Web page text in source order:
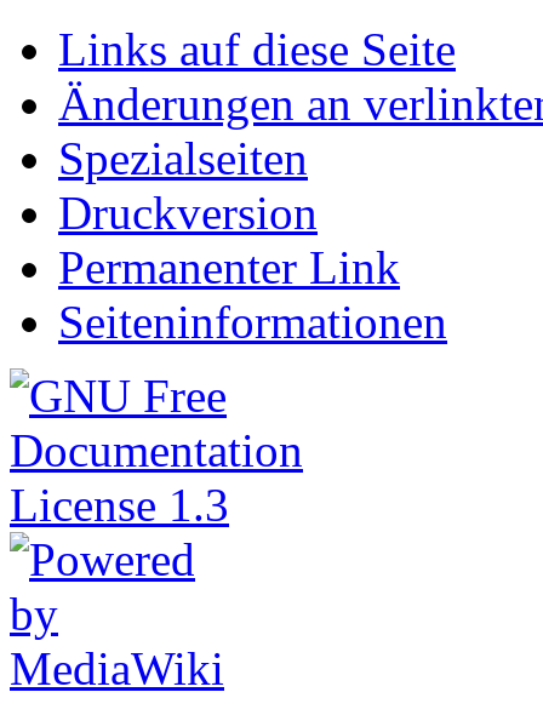
Links auf diese Seite
Änderungen an
Spezialseiten
Druckversion
Permanenter Link
Seiteninformationen